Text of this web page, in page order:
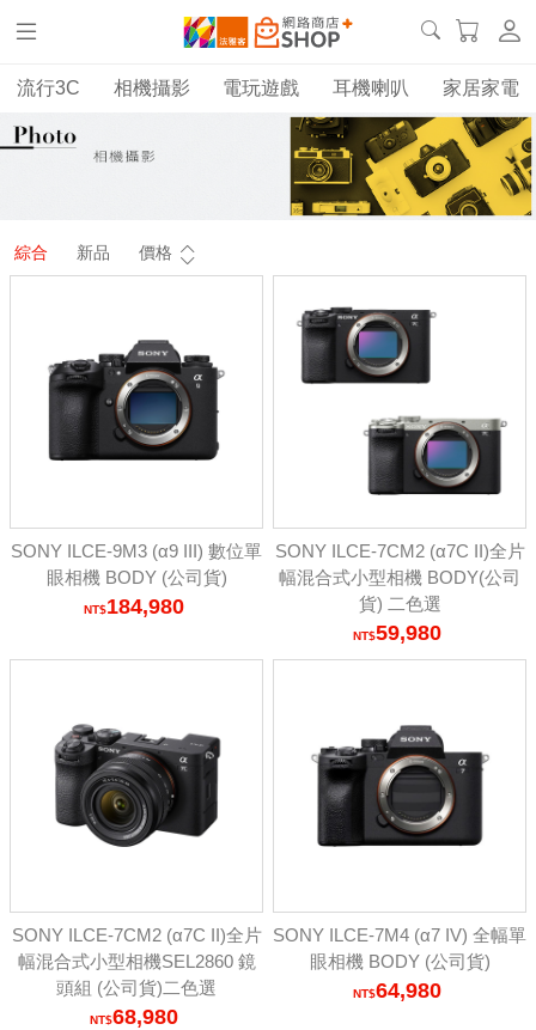
流行3C 相機攝影 電玩遊戲 耳機喇叭 家居家電
綜合 新品 價格
SONY ILCE-9M3 (α9 III) 數位單
眼相機 BODY (公司貨)
184,980
SONY ILCE-7CM2 (α7C II)全片
幅混合式小型相機 BODY(公司
貨) 二色選
59,980
SONY ILCE-7CM2 (α7C II)全片
幅混合式小型相機SEL2860 鏡
頭組 (公司貨)二色選
68,980
SONY ILCE-7M4 (α7 IV) 全幅單
眼相機 BODY (公司貨)
64,980